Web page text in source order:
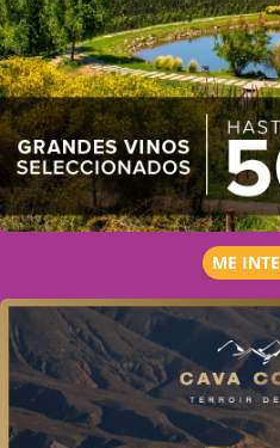
ME